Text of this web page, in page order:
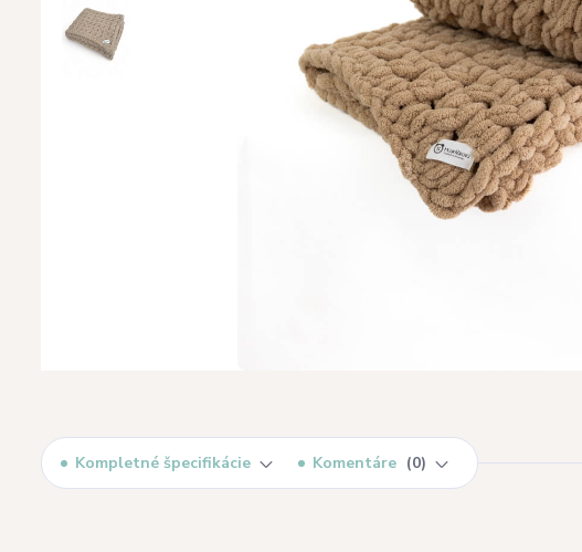
Kompletné špecifikácie Komentáre 0